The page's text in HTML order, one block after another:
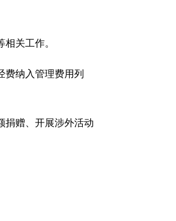
关工作。
纳入管理费用列
捐赠、开展涉外活动